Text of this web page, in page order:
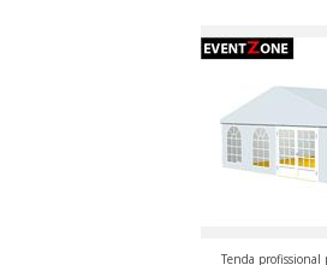
Tenda profissional